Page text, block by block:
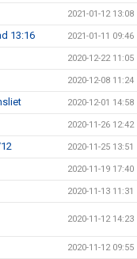
2021-01-12 13:08
13:16 2021-01-11 09:46
2020-12-22 11:05
2020-12-08 11:24
2020-12-01 14:58
2020-11-26 12:42
2020-11-25 13:51
2020-11-19 17:40
2020-11-13 11:31
2020-11-12 14:23
2020-11-12 09:55